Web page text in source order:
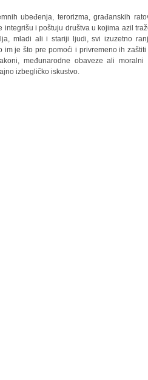
ubeđenja, terorizma, građanskih
i poštuju društva u kojima azil
mladi ali i stariji ljudi, svi izuzetno
im je što pre pomoći i privremeno ih
međunarodne obaveze ali moralni
izbegličko iskustvo.